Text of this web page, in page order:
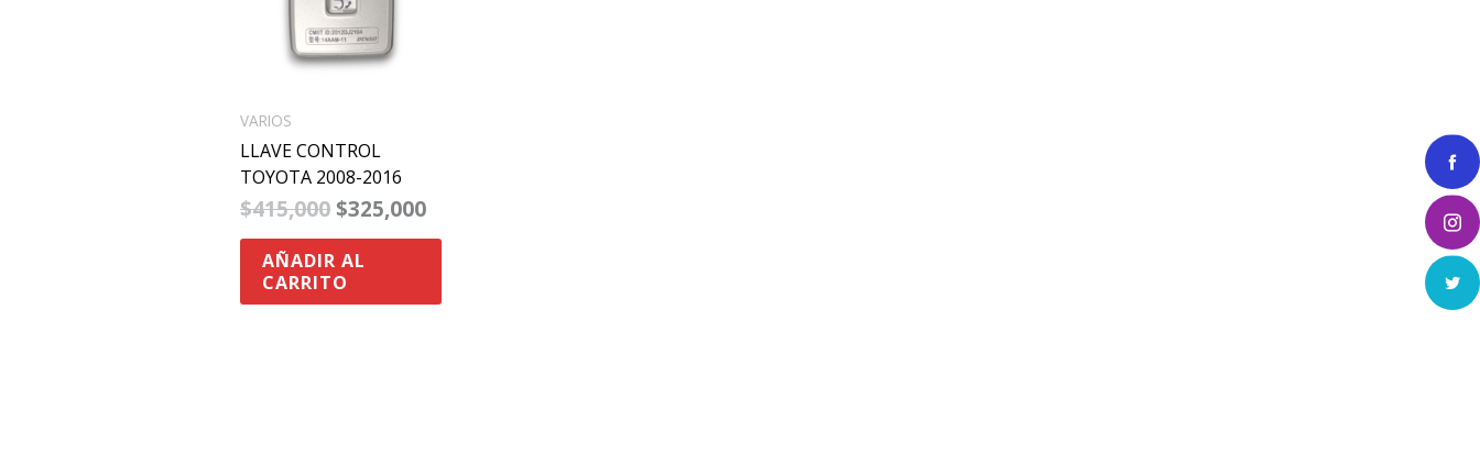
VARIOS
LLAVE CONTROL
TOYOTA 2008-2016
$415,000 $325,000
AÑADIR AL
CARRITO